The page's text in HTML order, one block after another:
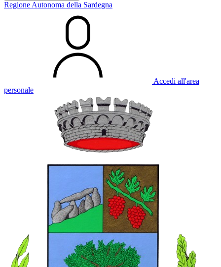
Regione Autonoma della Sardegna
Accedi all'area
personale